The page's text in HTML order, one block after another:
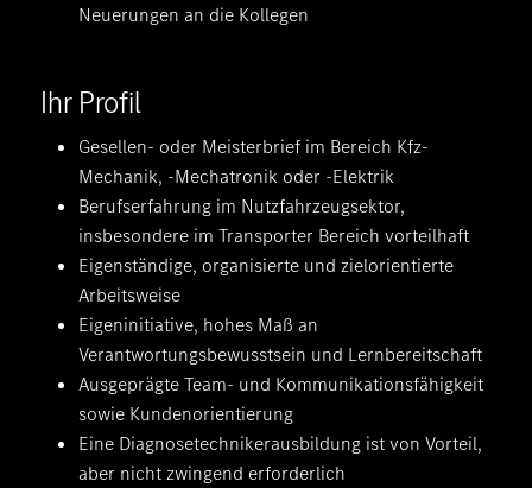
Neuerungen an die Kollegen
Ihr Profil
Gesellen- oder Meisterbrief im Bereich Kfz-
Mechanik, -Mechatronik oder -Elektrik
Berufserfahrung im Nutzfahrzeugsektor,
insbesondere im Transporter Bereich vorteilhaft
Eigenständige, organisierte und zielorientierte
Arbeitsweise
Eigeninitiative, hohes Maß an
Verantwortungsbewusstsein und Lernbereitschaft
Ausgeprägte Team- und Kommunikationsfähigkeit
sowie Kundenorientierung
Eine Diagnosetechnikerausbildung ist von Vorteil,
aber nicht zwingend erforderlich